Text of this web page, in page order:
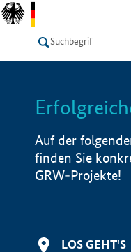
LISTE
Auf der
finden Sie
GRW-Projekte!
LOS GEHT'S